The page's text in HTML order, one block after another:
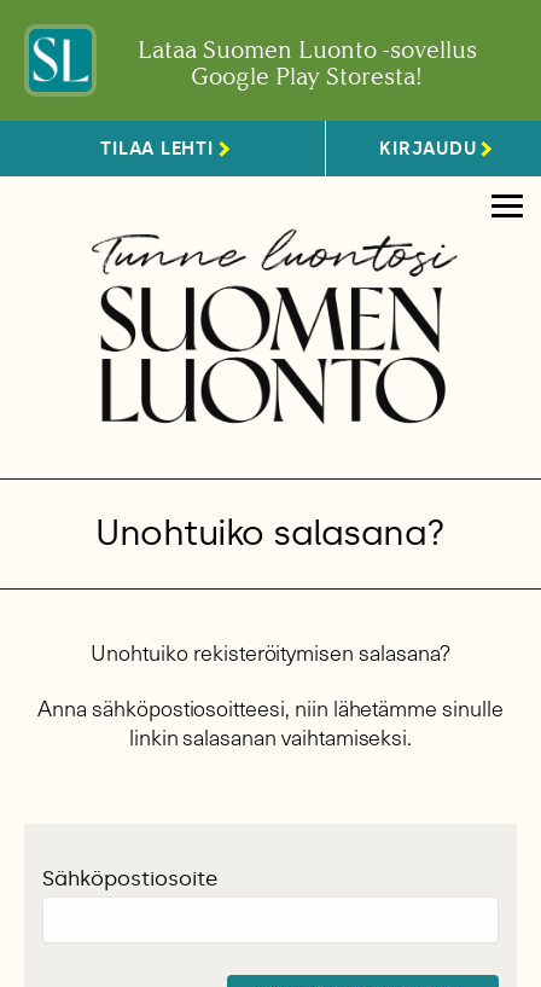
Lataa Suomen Luonto -sovellus
Google Play Storesta!
TILAA LEHTI KIRJAUDU
Unohtuiko salasana?
Unohtuiko rekisteröitymisen salasana?
Anna sähköpostiosoitteesi, niin lähetämme sinulle
linkin salasanan vaihtamiseksi.
Sähköpostiosoite